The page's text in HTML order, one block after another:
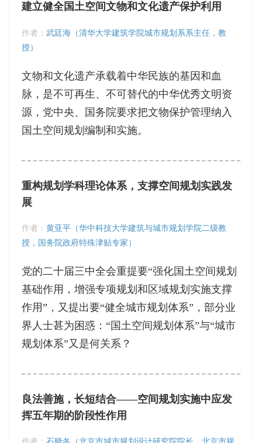
建立健全国土空间文物和文化遗产保护利用
作者： 武廷海（清华大学建筑学院城市规划系系主任，教
授）
文物和文化遗产承载着中华民族的基因和血
脉，是不可再生、不可替代的中华优秀文明资
源，党中央、国务院要求把文物保护管理纳入
国土空间规划编制和实施。
重构规划学科理论体系，支撑空间规划实践发
展
作者： 黄亚平（华中科技大学建筑与城市规划学院二级教
授，国务院政府特殊津贴专家）
党的二十届三中全会重提要“强化国土空间规划
基础作用，增强专项规划和区域规划实施支撑
作用”，又提出要“健全城市规划体系”，部分业
界人士甚为困惑：“国土空间规划体系”与“城市
规划体系”又是何关系？
良法善施，长短结合——空间规划实施中应发
挥五年期的阶段性作用